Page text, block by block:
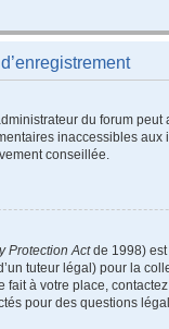
du forum
inaccessibles aux
conseillée.
Protection Actde 1998) est
tuteur légal) pour la
fait à votre place,
pour des questions